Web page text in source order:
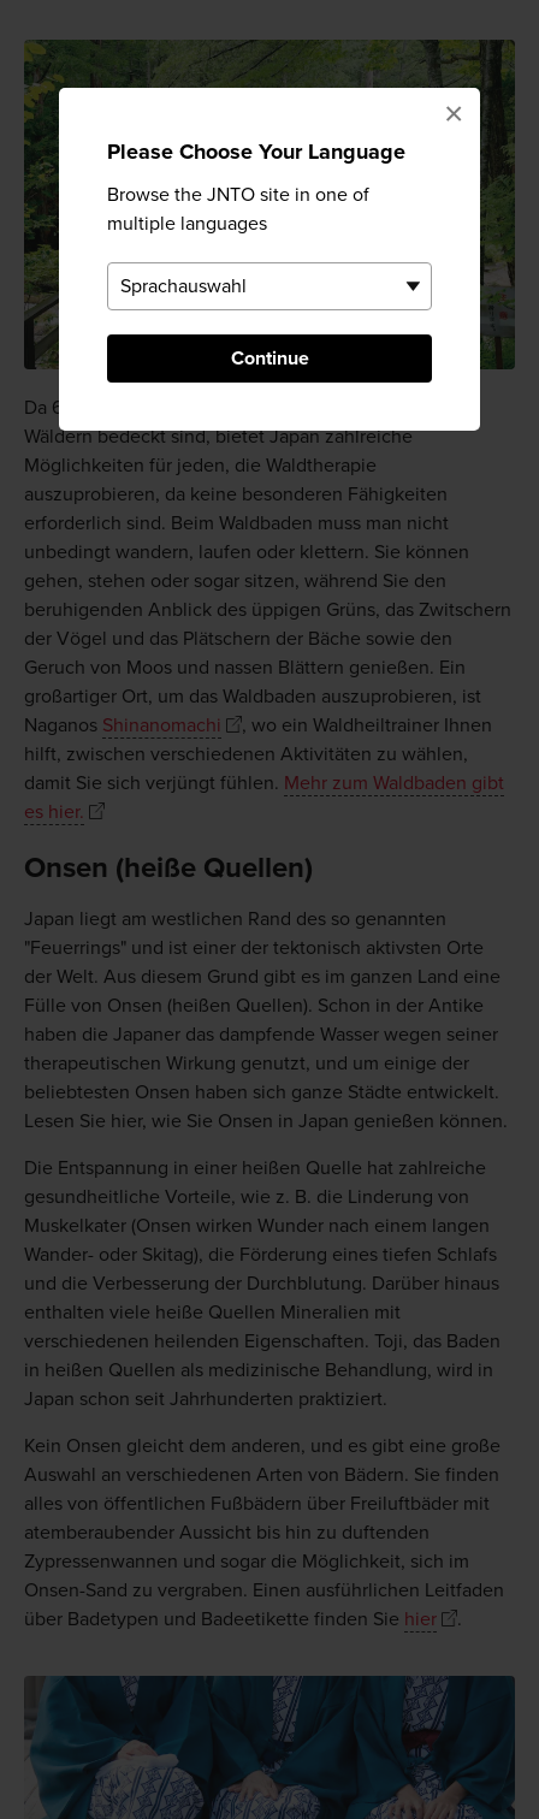
Please Choose Your Language
Browse the JNTO site in one of
multiple languages
Continue
×
Da 67 % der Landfläche Japans von majestätischen
Wäldern bedeckt sind, bietet Japan zahlreiche
Möglichkeiten für jeden, die Waldtherapie
auszuprobieren, da keine besonderen Fähigkeiten
erforderlich sind. Beim Waldbaden muss man nicht
unbedingt wandern, laufen oder klettern. Sie können
gehen, stehen oder sogar sitzen, während Sie den
beruhigenden Anblick des üppigen Grüns, das Zwitschern
der Vögel und das Plätschern der Bäche sowie den
Geruch von Moos und nassen Blättern genießen. Ein
großartiger Ort, um das Waldbaden auszuprobieren, ist
Naganos Shinanomachi
, wo ein Waldheiltrainer Ihnen
hilft, zwischen verschiedenen Aktivitäten zu wählen,
damit Sie sich verjüngt fühlen. Mehr zum Waldbaden gibt
es hier.
Onsen (heiße Quellen)
Japan liegt am westlichen Rand des so genannten
"Feuerrings" und ist einer der tektonisch aktivsten Orte
der Welt. Aus diesem Grund gibt es im ganzen Land eine
Fülle von Onsen (heißen Quellen). Schon in der Antike
haben die Japaner das dampfende Wasser wegen seiner
therapeutischen Wirkung genutzt, und um einige der
beliebtesten Onsen haben sich ganze Städte entwickelt.
Lesen Sie hier, wie Sie Onsen in Japan genießen können.
Die Entspannung in einer heißen Quelle hat zahlreiche
gesundheitliche Vorteile, wie z. B. die Linderung von
Muskelkater (Onsen wirken Wunder nach einem langen
Wander- oder Skitag), die Förderung eines tiefen Schlafs
und die Verbesserung der Durchblutung. Darüber hinaus
enthalten viele heiße Quellen Mineralien mit
verschiedenen heilenden Eigenschaften. Toji, das Baden
in heißen Quellen als medizinische Behandlung, wird in
Japan schon seit Jahrhunderten praktiziert.
Kein Onsen gleicht dem anderen, und es gibt eine große
Auswahl an verschiedenen Arten von Bädern. Sie finden
alles von öffentlichen Fußbädern über Freiluftbäder mit
atemberaubender Aussicht bis hin zu duftenden
Zypressenwannen und sogar die Möglichkeit, sich im
Onsen-Sand zu vergraben. Einen ausführlichen Leitfaden
über Badetypen und Badeetikette finden Sie hier .